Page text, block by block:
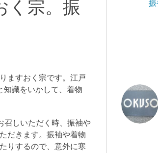
く宗。振
ますおく宗です。江戸
知識をいかして、着物
召しいただく時、振袖や
だきます。振袖や着物
りするので、意外に寒